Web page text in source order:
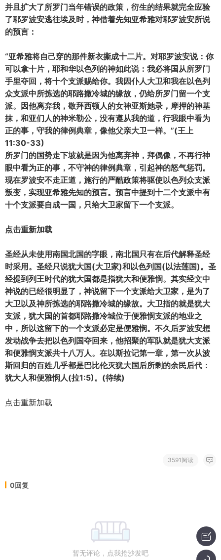
并且扩大了所罗门当年错误的政策，衍生的结果就完全应验
了耶罗波安逃往埃及时，神借着先知亚希雅对耶罗波安所说
的预言：
“亚希雅将自己穿的那件新衣撕成十二片。对耶罗波安说：你
可以拿十片，耶和华以色列的神如此说：我必将国从所罗门
手里夺回，将十个支派赐给你。我因仆人大卫和我在以色列
众支派中所拣选的耶路撒冷城的缘故，仍给所罗门留一个支
派。因他离弃我，敬拜西顿人的女神亚斯她录，摩押的神基
抹，和亚们人的神米勒公，没有遵从我的道，行我眼中看为
正的事，守我的律例典章，像他父亲大卫一样。”(王上
11:30-33)
所罗门的国势走下坡就是因为他离弃神，拜偶像，不再行神
眼中看为正的事，不守神的律例典章，引起神的怒气惩罚。
现在罗波安不走正道，施行的严酷政策将驱使以色列众支派
叛变，实现亚希雅先知的预言。预言中提到十二个支派中有
十个支派要自成一国，只给大卫家留下一个支派。
点击重新加载
圣经从未使用南国北国的字眼，南北国只有在后代解释圣经
时采用。圣经只说犹大国(大卫家)和以色列国(以法莲国)。圣
经提到列王时代的犹大国都是指犹大和便雅悯。其实经文中
神说的已经很明显了，神说留下一个支派给大卫家，是为了
大卫以及神所拣选的耶路撒冷城的缘故。大卫指的就是犹大
支派，犹大国的首都耶路撒冷城位于便雅悯支派的地业之
中，所以这留下的一个支派必定是便雅悯。不久后罗波安想
发动战争去把以色列国夺回来，他招聚的军队就是犹大支派
和便雅悯支派共十八万人。在以斯拉记第一章，第一次从波
斯回归的百姓几乎都是巴比伦灭犹大国后所剩的余民后代：
犹大人和便雅悯人(拉1:5)。(待续)
点击重新加载
3591阅读
0回复
暂无评论，点我抢沙发吧